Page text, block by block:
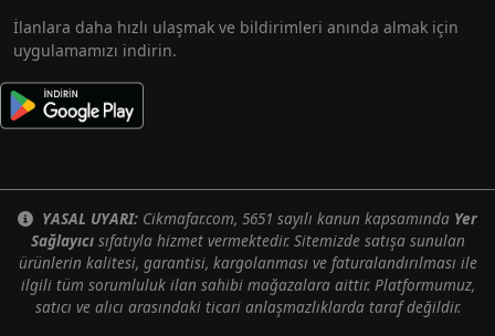
İlanlara daha hızlı ulaşmak ve bildirimleri anında almak için
uygulamamızı indirin.
YASAL UYARI: Cikmafar.com, 5651 sayılı kanun kapsamında Yer
Sağlayıcısıfatıyla hizmet vermektedir. Sitemizde satışa sunulan
ürünlerin kalitesi, garantisi, kargolanması ve faturalandırılması ile
ilgili tüm sorumluluk ilan sahibi mağazalara aittir. Platformumuz,
satıcı ve alıcı arasındaki ticari anlaşmazlıklarda taraf değildir.